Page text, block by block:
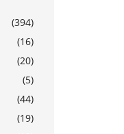
(394)
(16)
(20)
(5)
(44)
(19)